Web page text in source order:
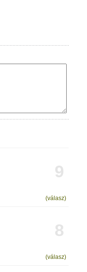
9
(válasz)
8
(válasz)